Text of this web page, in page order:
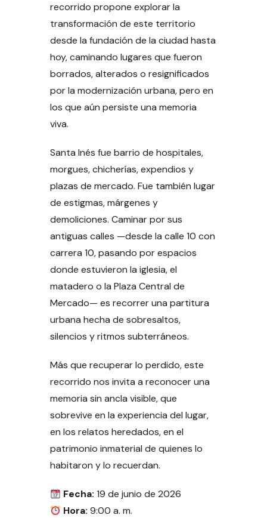
recorrido propone explorar la
transformación de este territorio
desde la fundación de la ciudad hasta
hoy, caminando lugares que fueron
borrados, alterados o resignificados
por la modernización urbana, pero en
los que aún persiste una memoria
viva.
Santa Inés fue barrio de hospitales,
morgues, chicherías, expendios y
plazas de mercado. Fue también lugar
de estigmas, márgenes y
demoliciones. Caminar por sus
antiguas calles —desde la calle 10 con
carrera 10, pasando por espacios
donde estuvieron la iglesia, el
matadero o la Plaza Central de
Mercado— es recorrer una partitura
urbana hecha de sobresaltos,
silencios y ritmos subterráneos.
Más que recuperar lo perdido, este
recorrido nos invita a reconocer una
memoria sin ancla visible, que
sobrevive en la experiencia del lugar,
en los relatos heredados, en el
patrimonio inmaterial de quienes lo
habitaron y lo recuerdan.
Fecha: 19 de junio de 2026
Hora: 9:00 a. m.